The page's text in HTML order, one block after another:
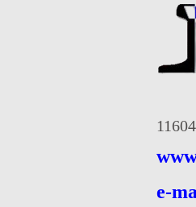
e-